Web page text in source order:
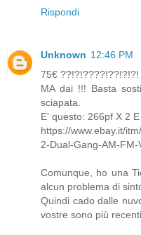
Rispondi
Unknown 12:46 PM
75€ ??!?!????!??!?!?!
MA dai !!! Basta
sciapata.
E' questo: 266pf X 2
https://www.ebay.it/
2-Dual-Gang-AM-FM-
Comunque, ho una
alcun problema di
Quindi cado dalle
vostre sono più